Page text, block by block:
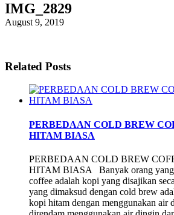
IMG_2829
August 9, 2019
Related Posts
PERBEDAAN COLD BREW
HITAM BIASA
PERBEDAAN COLD BREW
HITAM BIASA Banyak orang
coffee adalah kopi yang disajikan
yang dimaksud dengan cold brew
kopi hitam dengan menggunakan air